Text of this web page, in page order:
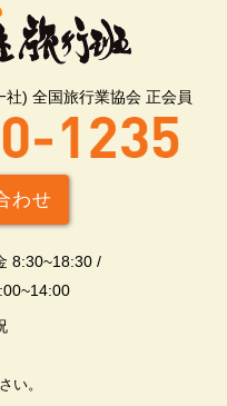
) 全国旅行業協会 正会員
わせ
8:30~18:30 /
い。